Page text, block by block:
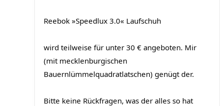
Reebok »Speedlux 3.0« Laufschuh
wird teilweise für unter 30 € angeboten. Mir
(mit mecklenburgischen
Bauernlümmelquadratlatschen) genügt der.
Bitte keine Rückfragen, was der alles so hat